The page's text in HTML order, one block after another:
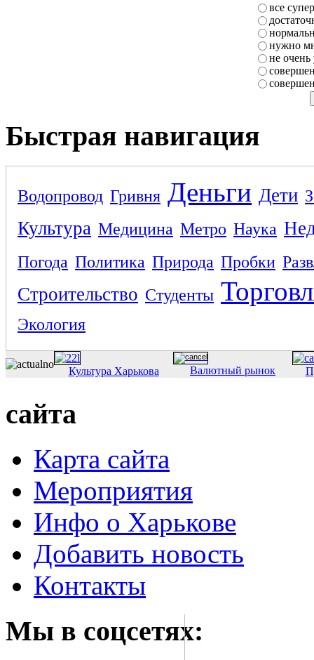
все супер
нужно
не очень
Быстрая навигация
Водопровод Гривня Деньги Дети
Культура Медицина Метро Наука
Погода Политика Природа Пробки
Строительство Студенты
Экология
Культура Харькова Валютный рынок
сайта
Карта сайта
Мероприятия
Инфо о Харькове
Добавить новость
Контакты
Мы в соцсетях: